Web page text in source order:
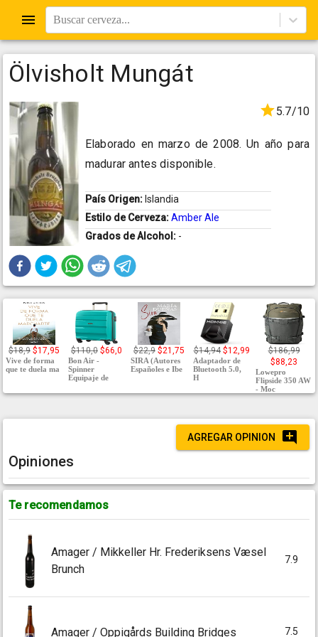
Buscar cerveza...
Ölvisholt Mungát
5.7/10
Elaborado en marzo de 2008. Un año para
madurar antes disponible.
País Origen: Islandia
Estilo de Cerveza:Amber Ale
Grados de Alcohol: -
$18,9 $17,95
Vive de forma
que te duela ma
$110,0 $66,0
Bon Air -
Spinner
Equipaje de
$22,9 $21,75
SIRA (Autores
Españoles e Ibe
$14,94 $12,99
Adaptador de
Bluetooth 5.0,
H
$186,99
$88,23
Lowepro
Flipside 350 AW
- Moc
AGREGAR OPINION
Opiniones
Te recomendamos
Amager / Mikkeller Hr. Frederiksens Væsel
Brunch
7.9
Amager / Oppigårds Building Bridges 7.5